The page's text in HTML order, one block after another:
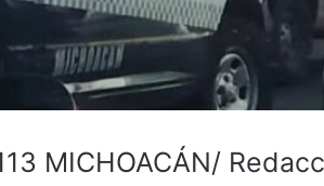
MICHOACÁN/